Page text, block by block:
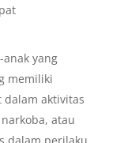
anak yang
memiliki
aktivitas
atau
dalam perilaku